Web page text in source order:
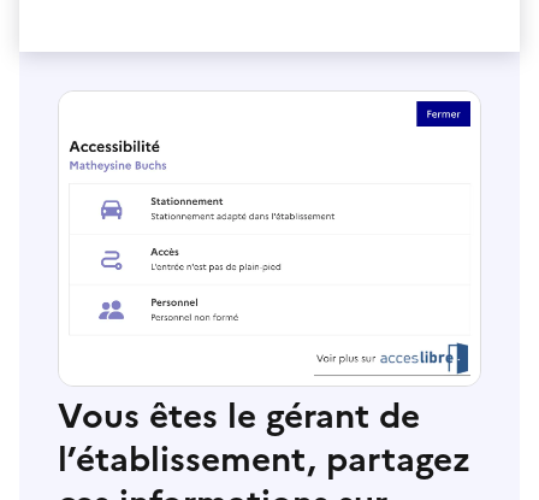
Vous êtes le gérant de
l’établissement, partagez